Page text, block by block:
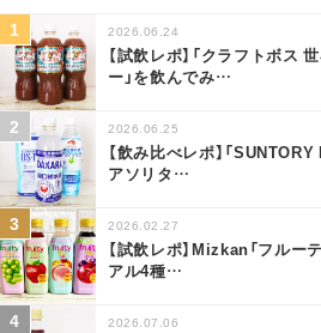
2026.06.24
【試飲レポ】「クラフトボス
ー」を飲んでみ…
2026.06.25
【飲み比べレポ】「
アソリタ…
2026.02.27
【試飲レポ】Mizkan「フル
アル4種…
2026.07.06